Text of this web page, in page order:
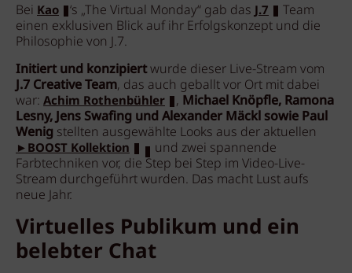
Bei Kao ‘s „The Virtual Monday“ gab dasJ.7
Team
einen exklusiven Blick auf ihr Erfolgskonzept und die
Philosophie von J.7.
Initiert und konzipiertwurde dieser Live-Stream vom
J.7 Creative Team, das auch geballt vor Ort mit dabei
war: Achim Rothenbühler , Michael Knöpfle, Ramona
Lesny, Jens Swafing und Alexander Mäckl sowie Paul
Wenig stellten ausgewählte Looks aus der aktuellen
►BOOST Kollektion
und zwei spannende
Farbtechniken vor, die Step bei Step im Video-Live-
Stream durchgeführt wurden. Das macht Lust aufs
neue Jahr.
Virtuelles Publikum und ein
belebter Chat